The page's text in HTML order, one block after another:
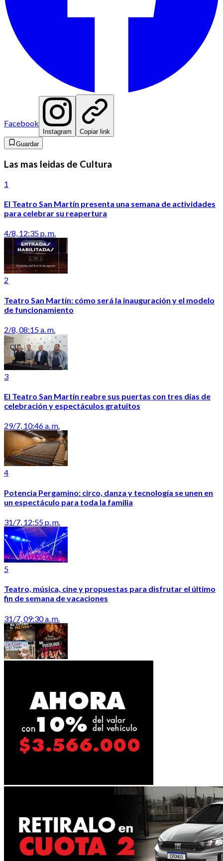
Facebook
Instagram
Copiar link
Guardar
Las mas leidas de Cultura
1
El Teatro San Martín presenta una semana de actividades
para celebrar su reapertura
4/8, 12:35 p. m.
2
Teatro San Martín: cómo será la inauguración y el modelo
de funcionamiento
2/8, 08:15 a. m.
3
El Teatro San Martín reabre sus puertas con tres días de
celebración y espectáculos gratuitos
29/7, 10:46 a. m.
4
Potencia Pergamino: circo, danza y tecnología se unen en
un espectáculo para toda la familia
31/7, 12:55 p. m.
5
Teatro, música, cine y propuestas para disfrutar el último
fin de semana de vacaciones
31/7, 09:30 a. m.